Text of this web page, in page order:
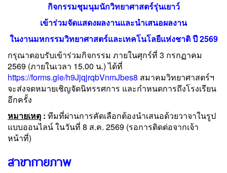
กิจกรรมชุมนุมนักวิทยาศาสตร์รุ่นเยาว์
เข้าร่วมจัดแสดงผลงานและนำเสนอผลงาน
ในงานมหกรรมวิทยาศาสตร์และเทคโนโลยีแห่งชาติ ปี 2569
กรุณาตอบรับเข้าร่วมกิจกรรม ภายในศุกร์ที่ 3 กรกฏาคม
2569 (ภายในเวลา 15.00 น.) ได้ที่
https://forms.gle/h9JjqjrqbVnmJbes8 สมาคมวิทยาศาสตร์ฯ
จะส่งจดหมายเชิญจัดนิทรรศการ และกำหนดการถึงโรงเรียน
อีกครั้ง
หมายเหตุ : ทีมที่ผ่านการคัดเลือกต้องนำเสนอด้วยวาจาในรูป
แบบออนไลน์ ในวันที่ 8 ส.ค. 2569 (รอการติดต่อจากเจ้า
หน้าที่)
สาขากายภาพ